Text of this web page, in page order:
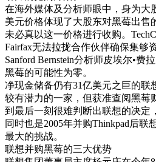
在海外媒体及分析师眼中，身为大
美元价格体现了大股东对黑莓出售
未必真以这一价格进行收购。
Fairfax无法拉拢合作伙伴确保集够
Sanford Bernstein分析师皮埃尔•费
黑莓的可能性为零。
净现金储备仍有31亿美元之巨的联
较有潜力的一家，但获准查阅黑莓
到最后一刻很难判断出联想的决定
同时也是2005年并购Thinkpad后联
最大的挑战。
联想并购黑莓的三大优势